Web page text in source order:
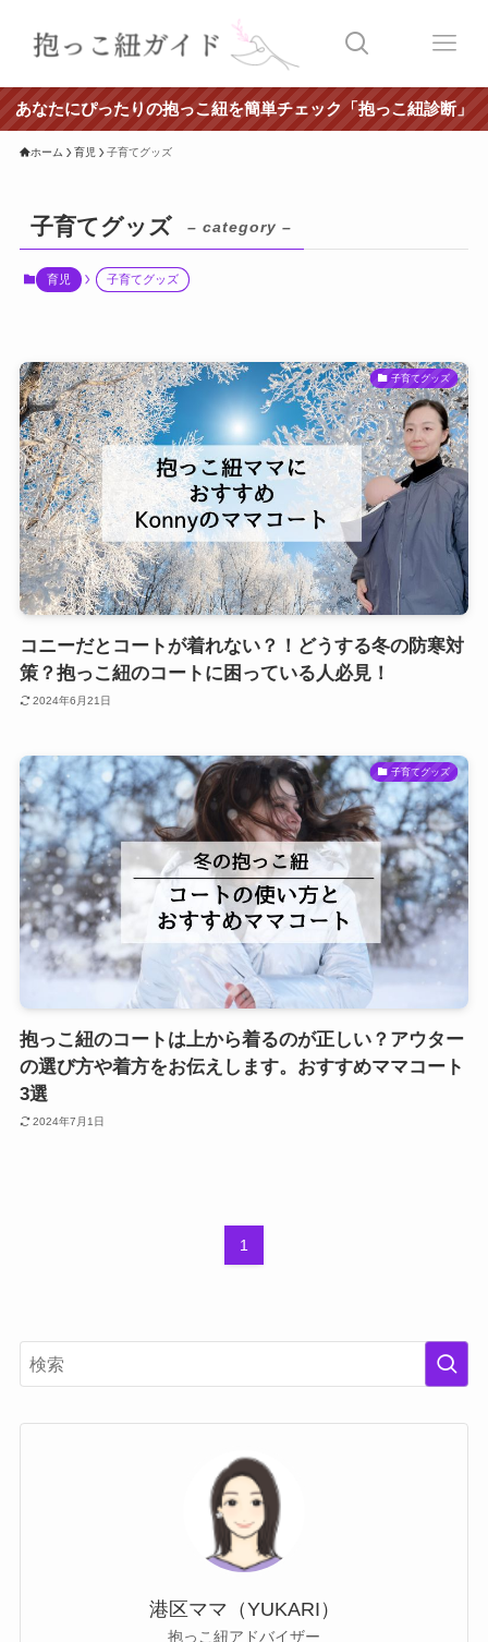
あなたにぴったりの抱っこ紐を簡単チェック「抱っこ紐診断」
ホーム 育児 子育てグッズ
子育てグッズ – category –
育児 子育てグッズ
子育てグッズ
コニーだとコートが着れない？！どうする冬の防寒対
策？抱っこ紐のコートに困っている人必見！
2024年6月21日
子育てグッズ
抱っこ紐のコートは上から着るのが正しい？アウター
の選び方や着方をお伝えします。おすすめママコート
3選
2024年7月1日
1
港区ママ（YUKARI）
抱っこ紐アドバイザー